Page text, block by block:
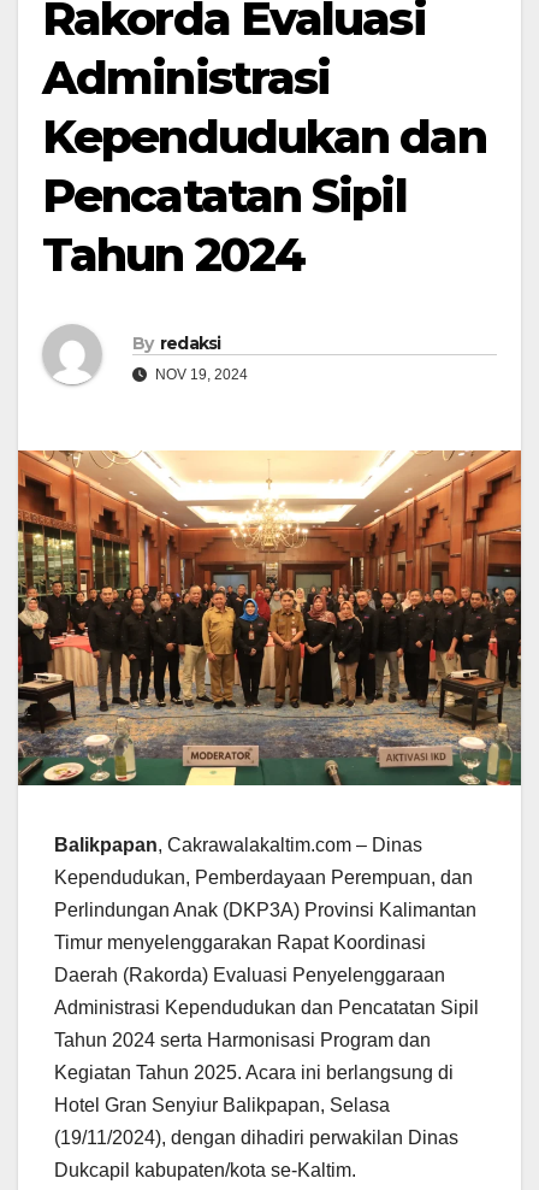
Rakorda Evaluasi
Administrasi
Kependudukan dan
Pencatatan Sipil
Tahun 2024
By redaksi
NOV 19, 2024
Balikpapan, Cakrawalakaltim.com – Dinas
Kependudukan, Pemberdayaan Perempuan, dan
Perlindungan Anak (DKP3A) Provinsi Kalimantan
Timur menyelenggarakan Rapat Koordinasi
Daerah (Rakorda) Evaluasi Penyelenggaraan
Administrasi Kependudukan dan Pencatatan Sipil
Tahun 2024 serta Harmonisasi Program dan
Kegiatan Tahun 2025. Acara ini berlangsung di
Hotel Gran Senyiur Balikpapan, Selasa
(19/11/2024), dengan dihadiri perwakilan Dinas
Dukcapil kabupaten/kota se-Kaltim.